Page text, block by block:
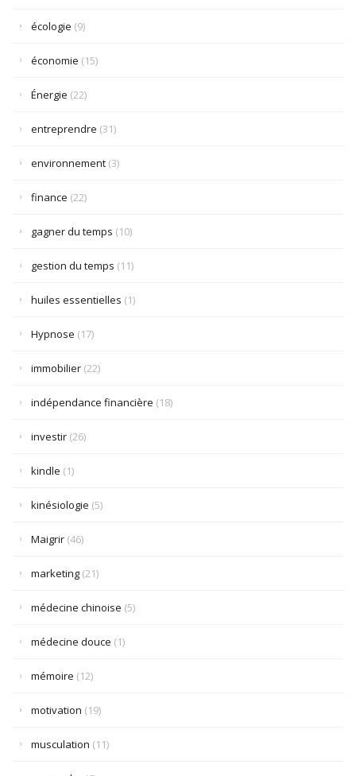
écologie (9)
économie (15)
Énergie (22)
entreprendre (31)
environnement (3)
finance (22)
gagner du temps (10)
gestion du temps (11)
huiles essentielles (1)
Hypnose (17)
immobilier (22)
indépendance financière (18)
investir (26)
kindle (1)
kinésiologie (5)
Maigrir (46)
marketing (21)
médecine chinoise (5)
médecine douce (1)
mémoire (12)
motivation (19)
musculation (11)